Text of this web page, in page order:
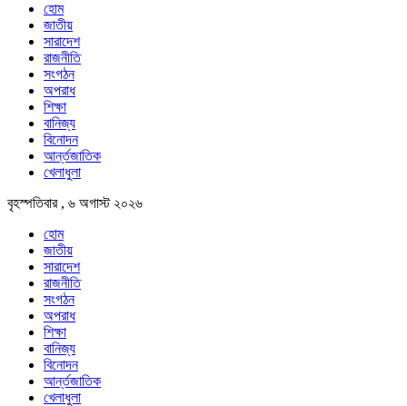
হোম
জাতীয়
সারাদেশ
রাজনীতি
সংগঠন
অপরাধ
শিক্ষা
বানিজ্য
বিনোদন
আর্ন্তজাতিক
খেলাধুলা
বৃহস্পতিবার , ৬ অগাস্ট ২০২৬
হোম
জাতীয়
সারাদেশ
রাজনীতি
সংগঠন
অপরাধ
শিক্ষা
বানিজ্য
বিনোদন
আর্ন্তজাতিক
খেলাধুলা